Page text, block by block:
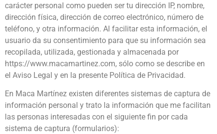
carácter personal como pueden ser tu dirección IP, nombre,
dirección física, dirección de correo electrónico, número de
teléfono, y otra información. Al facilitar esta información, el
usuario da su consentimiento para que su información sea
recopilada, utilizada, gestionada y almacenada por
https://www.macamartinez.com, sólo como se describe en
el Aviso Legal y en la presente Política de Privacidad.
En Maca Martínez existen diferentes sistemas de captura de
información personal y trato la información que me facilitan
las personas interesadas con el siguiente fin por cada
sistema de captura (formularios):